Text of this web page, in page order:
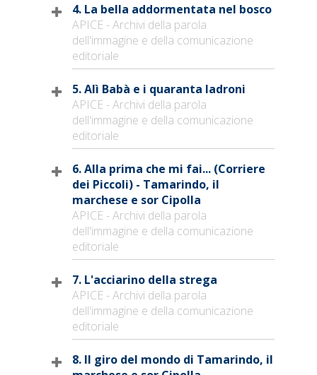
4. La bella addormentata nel bosco
APICE - Archivi della parola
dell'immagine e della comunicazione
editoriale
5. Alì Babà e i quaranta ladroni
APICE - Archivi della parola
dell'immagine e della comunicazione
editoriale
6. Alla prima che mi fai... (Corriere
dei Piccoli) - Tamarindo, il
marchese e sor Cipolla
APICE - Archivi della parola
dell'immagine e della comunicazione
editoriale
7. L'acciarino della strega
APICE - Archivi della parola
dell'immagine e della comunicazione
editoriale
8. Il giro del mondo di Tamarindo, il